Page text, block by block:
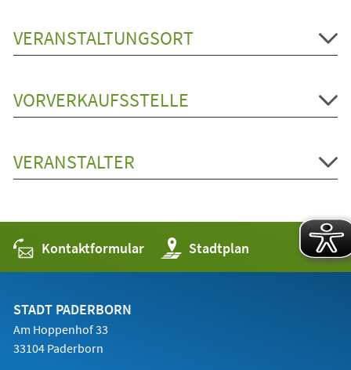
VERANSTALTUNGSORT
VORVERKAUFSSTELLE
VERANSTALTER
Kontaktformular Stadtplan
(Öffnet
in
einem
STADT PADERBORN
Am Hoppenhof 33
33104 Paderborn